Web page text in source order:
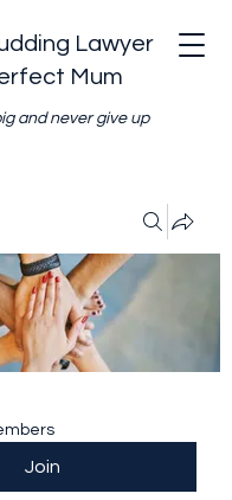
Lawyer
Mum
and never give up
Join